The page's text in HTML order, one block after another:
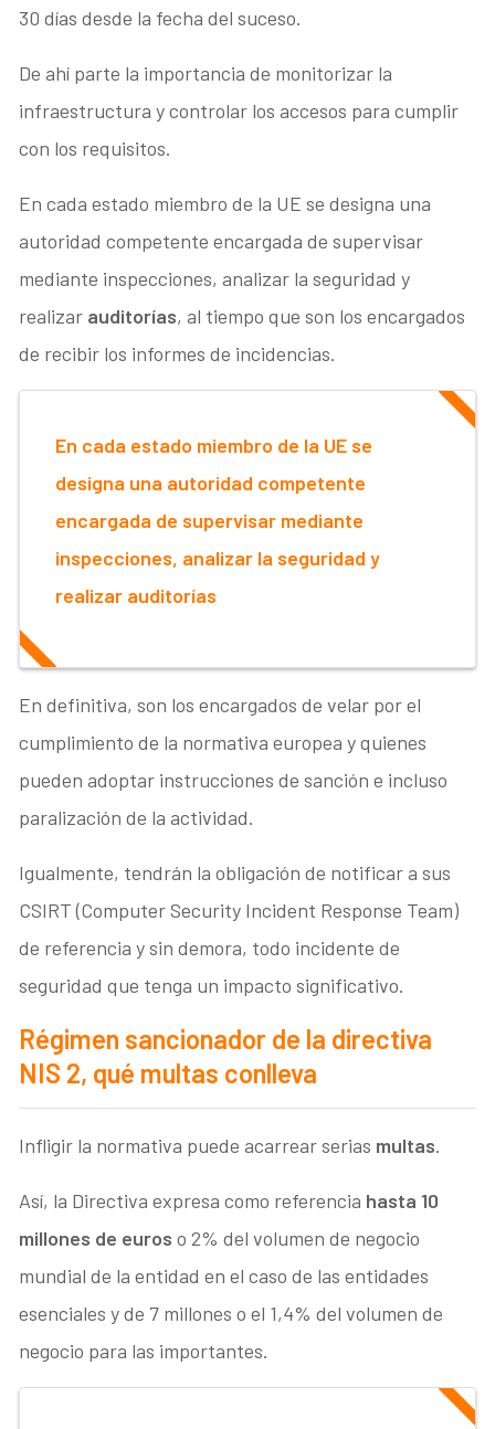
30 días desde la fecha del suceso.
De ahí parte la importancia de monitorizar la
infraestructura y controlar los accesos para cumplir
con los requisitos.
En cada estado miembro de la UE se designa una
autoridad competente encargada de supervisar
mediante inspecciones, analizar la seguridad y
realizar auditorías, al tiempo que son los encargados
de recibir los informes de incidencias.
En cada estado miembro de la UE se
designa una autoridad competente
encargada de supervisar mediante
inspecciones, analizar la seguridad y
realizar auditorías
En definitiva, son los encargados de velar por el
cumplimiento de la normativa europea y quienes
pueden adoptar instrucciones de sanción e incluso
paralización de la actividad.
Igualmente, tendrán la obligación de notificar a sus
CSIRT (Computer Security Incident Response Team)
de referencia y sin demora, todo incidente de
seguridad que tenga un impacto significativo.
Régimen sancionador de la directiva
NIS 2, qué multas conlleva
Infligir la normativa puede acarrear serias multas.
Así, la Directiva expresa como referencia hasta 10
millones de euros o 2% del volumen de negocio
mundial de la entidad en el caso de las entidades
esenciales y de 7 millones o el 1,4% del volumen de
negocio para las importantes.